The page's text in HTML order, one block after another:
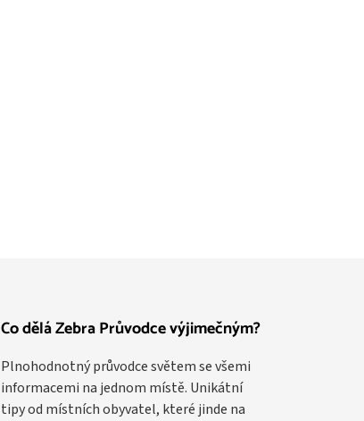
Co dělá Zebra Průvodce výjimečným?
Plnohodnotný průvodce světem se všemi
informacemi na jednom místě. Unikátní
tipy od místních obyvatel, které jinde na